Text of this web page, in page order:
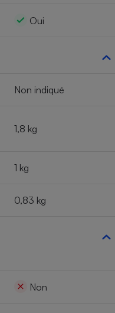
Oui
Non indiqué
1,8 kg
1 kg
0,83 kg
Non